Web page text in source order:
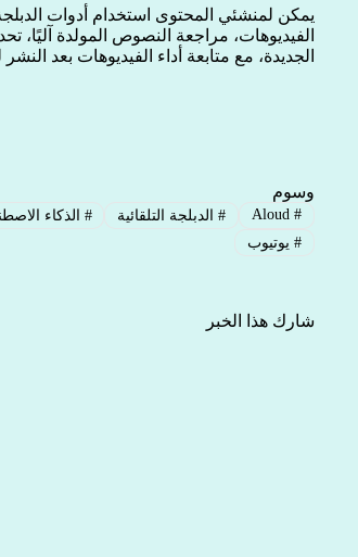
يمكن لمنشئي المحتوى استخدام أدوات
الفيديوهات، مراجعة النصوص المولدة آليًا،
الجديدة، مع متابعة أداء الفيديوهات بعد
وسوم
#
Aloud
#الدبلجة التلقائية # الذكاء
#يوتيوب
شارك هذا الخبر